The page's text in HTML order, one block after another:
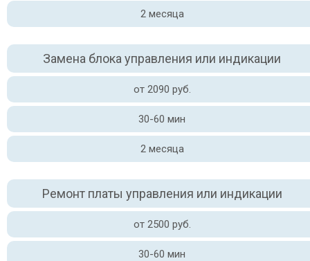
2 месяца
Замена блока управления или индикации
от 2090 руб.
30-60 мин
2 месяца
Ремонт платы управления или индикации
от 2500 руб.
30-60 мин